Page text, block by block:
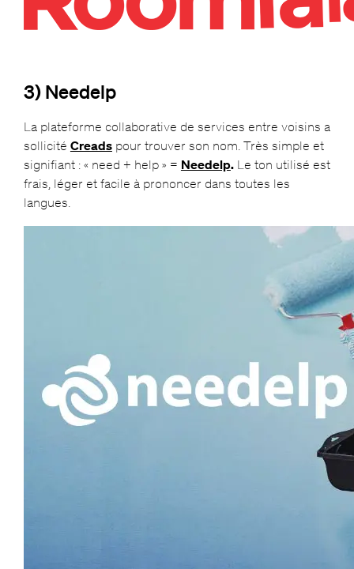
3) Needelp
La plateforme collaborative de services entre voisins a
sollicité Creadspour trouver son nom. Très simple et
signifiant : « need + help » = Needelp.Le ton utilisé est
frais, léger et facile à prononcer dans toutes les
langues.